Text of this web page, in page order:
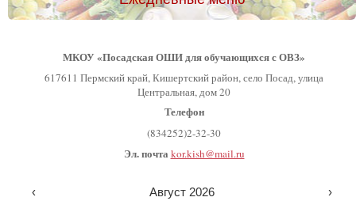
МКОУ «Посадская ОШИ для обучающихся с ОВЗ»
617611 Пермский край, Кишертский район, село Посад, улица
Центральная, дом 20
Телефон
(834252)2-32-30
Эл. почта kor.kish@mail.ru
‹ Август 2026 ›